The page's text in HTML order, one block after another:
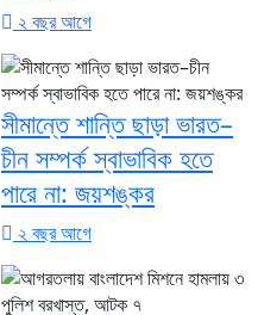
২ বছর আগে
সীমান্তে শান্তি ছাড়া ভারত–
চীন সম্পর্ক স্বাভাবিক হতে
পারে না: জয়শঙ্কর
২ বছর আগে